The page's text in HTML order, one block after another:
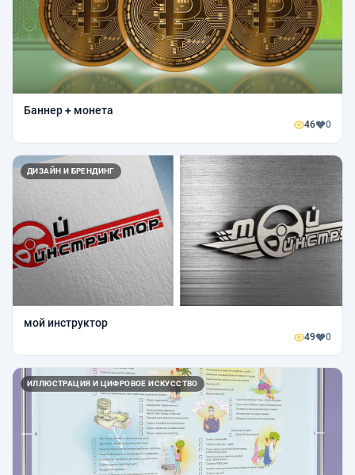
Баннер + монета
46 0
ДИЗАЙН И БРЕНДИНГ
мой инструктор
49 0
ИЛЛЮСТРАЦИЯ И ЦИФРОВОЕ ИСКУССТВО